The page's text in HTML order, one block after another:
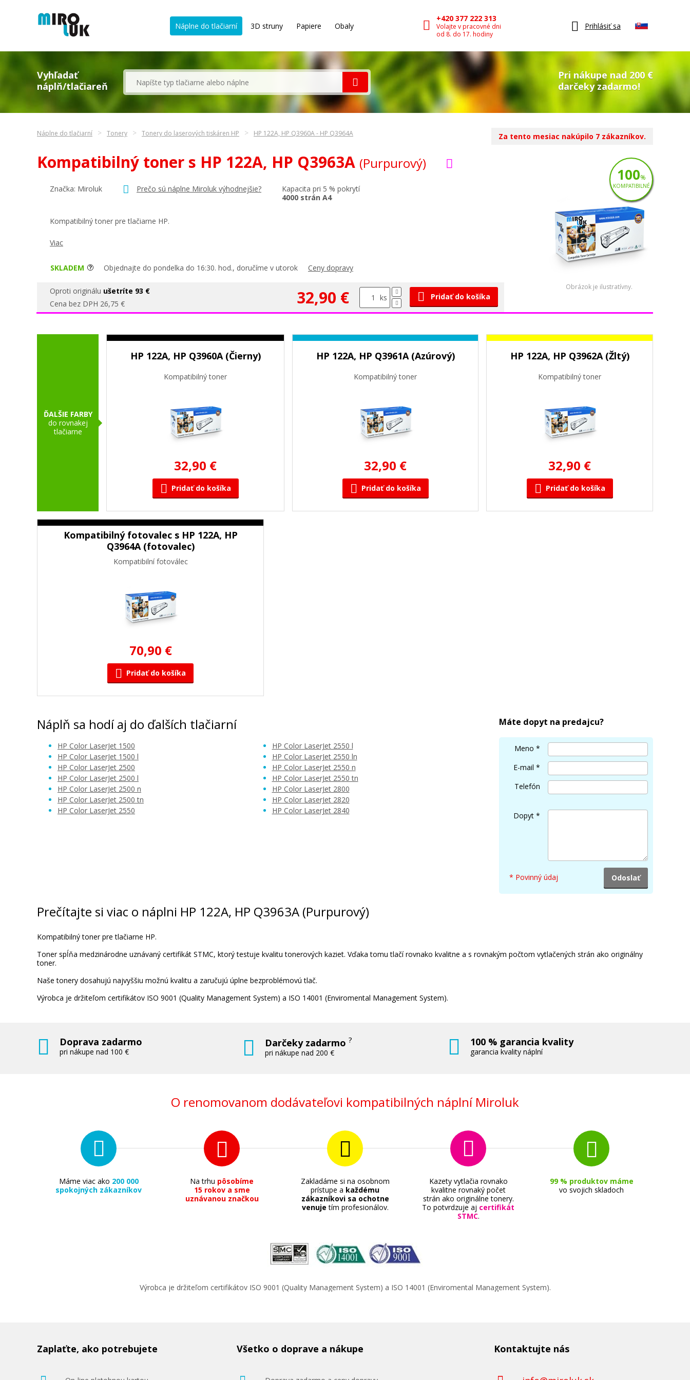
Náplne do tlačiarní 3D struny Papiere Obaly
+420 377 222 313
Volajte v pracovné dni
od 8. do 17. hodiny
Prihlásiť sa
Vyhľadať
náplň/tlačiareň
Pri nákupe nad 200 €
darčeky zadarmo!
Náplne do tlačiarní Tonery Tonery do laserových tiskáren HP HP 122A, HP Q3960A - HP Q3964A
Kompatibilný toner s HP 122A, HP Q3963A (Purpurový)
Značka: Miroluk Prečo sú náplne Miroluk výhodnejšie?
Kapacita pri 5 % pokrytí
4000 strán A4
Kompatibilný toner pre tlačiarne HP.
Viac
SKLADEM Objednajte do pondelka do 16:30. hod., doručíme v utorok Ceny dopravy
Oproti originálu ušetríte 93 €
Cena bez DPH 26,75 €
32,90 € ks Pridať do košíka
Obrázok je ilustratívny.
100%
KOMPATIBILNÉ
Za tento mesiac nakúpilo 7 zákazníkov.
ĎALŠIE FARBY
do rovnakej
tlačiarne
HP 122A, HP Q3960A (Čierny)
Kompatibilný toner
32,90 €
Pridať do košíka
HP 122A, HP Q3961A (Azúrový)
Kompatibilný toner
32,90 €
Pridať do košíka
HP 122A, HP Q3962A (Žltý)
Kompatibilný toner
32,90 €
Pridať do košíka
Kompatibilný fotovalec s HP 122A, HP
Q3964A (fotovalec)
Kompatibilní fotoválec
70,90 €
Pridať do košíka
Náplň sa hodí aj do ďalších tlačiarní
HP Color LaserJet 1500
HP Color LaserJet 1500 l
HP Color LaserJet 2500
HP Color LaserJet 2500 l
HP Color LaserJet 2500 n
HP Color LaserJet 2500 tn
HP Color LaserJet 2550
HP Color LaserJet 2550 l
HP Color LaserJet 2550 ln
HP Color LaserJet 2550 n
HP Color LaserJet 2550 tn
HP Color LaserJet 2800
HP Color LaserJet 2820
HP Color LaserJet 2840
Máte dopyt na predajcu?
Meno *
E-mail *
Telefón
Dopyt *
* Povinný údaj
Prečítajte si viac o náplni HP 122A, HP Q3963A (Purpurový)
Kompatibilný toner pre tlačiarne HP.
Toner spĺňa medzinárodne uznávaný certifikát STMC, ktorý testuje kvalitu tonerových kaziet. Vďaka tomu tlačí rovnako kvalitne a s rovnakým počtom vytlačených strán ako originálny
toner.
Naše tonery dosahujú najvyššiu možnú kvalitu a zaručujú úplne bezproblémovú tlač.
Výrobca je držiteľom certifikátov ISO 9001 (Quality Management System) a ISO 14001 (Enviromental Management System).
Doprava zadarmo
pri nákupe nad 100 €
Darčeky zadarmo?
pri nákupe nad 200 €
100 % garancia kvality
garancia kvality náplní
O renomovanom dodávateľovi kompatibilných náplní Miroluk
Máme viac ako 200 000
spokojných zákazníkov
Na trhu pôsobíme
15 rokov a sme
uznávanou značkou
Zakladáme si na osobnom
prístupe a každému
zákazníkovi sa ochotne
venuje tím profesionálov.
Kazety vytlačia rovnako
kvalitne rovnaký počet
strán ako originálne tonery.
To potvrdzuje aj certifikát
STMC.
99 % produktov máme
vo svojich skladoch
Výrobca je držiteľom certifikátov ISO 9001 (Quality Management System) a ISO 14001 (Enviromental Management System).
Zaplaťte, ako potrebujete Všetko o doprave a nákupe Kontaktujte nás